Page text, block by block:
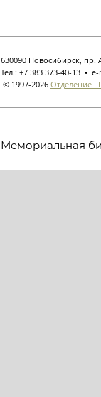
630090 Новосибирск, пр.
Тел.: +7 383 373-40-13 •
© 1997-2026 Отделение
Мемориальная